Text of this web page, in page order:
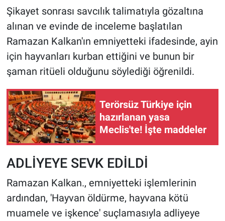
Şikayet sonrası savcılık talimatıyla gözaltına
alınan ve evinde de inceleme başlatılan
Ramazan Kalkan'ın emniyetteki ifadesinde, ayin
için hayvanları kurban ettiğini ve bunun bir
şaman ritüeli olduğunu söylediği öğrenildi.
Terörsüz Türkiye için
hazırlanan yasa
Meclis'te! İşte maddeler
ADLİYEYE SEVK EDİLDİ
Ramazan Kalkan., emniyetteki işlemlerinin
ardından, 'Hayvan öldürme, hayvana kötü
muamele ve işkence' suçlamasıyla adliyeye